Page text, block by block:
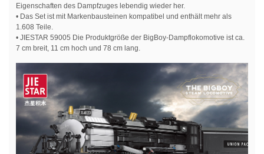
Eigenschaften des Dampfzuges lebendig wieder her.
• Das Set ist mit Markenbausteinen kompatibel und enthält mehr als
1.608 Teile.
• JIESTAR 59005 Die Produktgröße der BigBoy-Dampflokomotive ist ca.
7 cm breit, 11 cm hoch und 78 cm lang.